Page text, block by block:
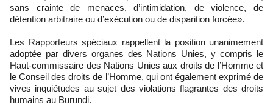
sans crainte de menaces, d’intimidation, de violence, de
détention arbitraire ou d’exécution ou de disparition forcée».
Les Rapporteurs spéciaux rappellent la position unanimement
adoptée par divers organes des Nations Unies, y compris le
Haut-commissaire des Nations Unies aux droits de l’Homme et
le Conseil des droits de l’Homme, qui ont également exprimé de
vives inquiétudes au sujet des violations flagrantes des droits
humains au Burundi.